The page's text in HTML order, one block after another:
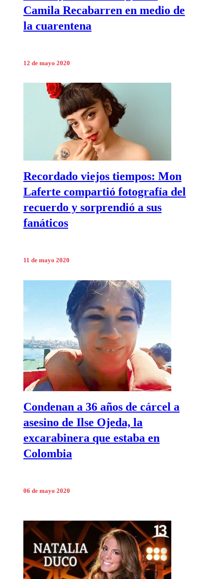
Camila Recabarren en medio de
la cuarentena
12 de mayo 2020
Recordado viejos tiempos: Mon
Laferte compartió fotografía del
recuerdo y sorprendió a sus
fanáticos
11 de mayo 2020
Condenan a 36 años de cárcel a
asesino de Ilse Ojeda, la
excarabinera que estaba en
Colombia
06 de mayo 2020